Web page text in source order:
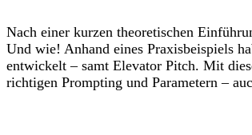
Nach einer kurzen theoretischen
Und wie! Anhand eines Praxisbeispiels
entwickelt – samt Elevator Pitch. Mit
richtigen Prompting und Parametern –